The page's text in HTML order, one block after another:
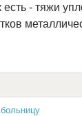
- тяжи